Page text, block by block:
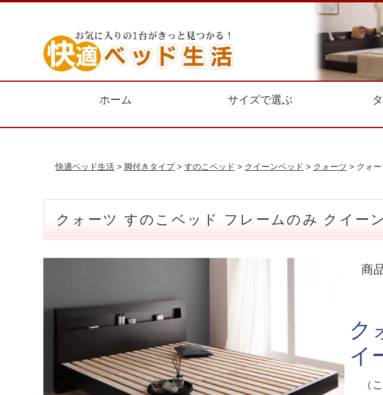
ホーム サイズで選ぶ
快適ベッド生活 > 脚付きタイプ> すのこベッド > クイーンベッド > クォーツ > クォ
クォーツ すのこベッド フレームのみ クイーン
商
ク
イ
（